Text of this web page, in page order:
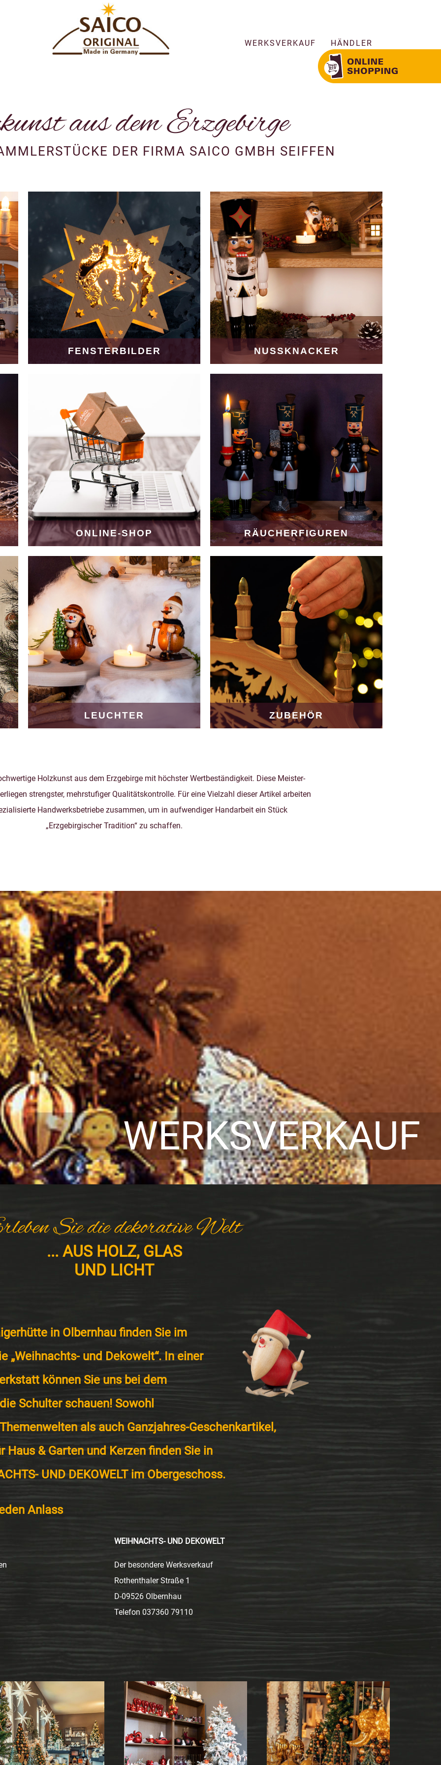
HÄNDLER
WERKSVERKAUF
aus dem Erzgebirge
DER FIRMA SAICO GMBH SEIFFEN
FENSTERBILDER NUSSKNACKER
ONLINE-SHOP RÄUCHERFIGUREN
LEUCHTER ZUBEHÖR
Holzkunst aus dem Erzgebirge mit höchster Wertbeständigkeit. Diese Meister-
strengster, mehrstufiger Qualitätskontrolle. Für eine Vielzahl dieser Artikel arbeiten
Handwerksbetriebe zusammen, um in aufwendiger Handarbeit ein Stück
„Erzgebirgischer Tradition“ zu schaffen.
WERKSVERKAUF
Sie die dekorative Welt
... AUS HOLZ, GLAS
UND LICHT
in Olbernhau finden Sie im
„Weihnachts- und Dekowelt“. In einer
können Sie uns bei dem
Schulter schauen! Sowohl
als auch Ganzjahres-Geschenkartikel,
Haus & Garten und Kerzen finden Sie in
UND DEKOWELTim Obergeschoss.
Anlass
WEIHNACHTS- UND DEKOWELT
Der besondere Werksverkauf
Rothenthaler Straße 1
D-09526 Olbernhau
Telefon 037360 79110